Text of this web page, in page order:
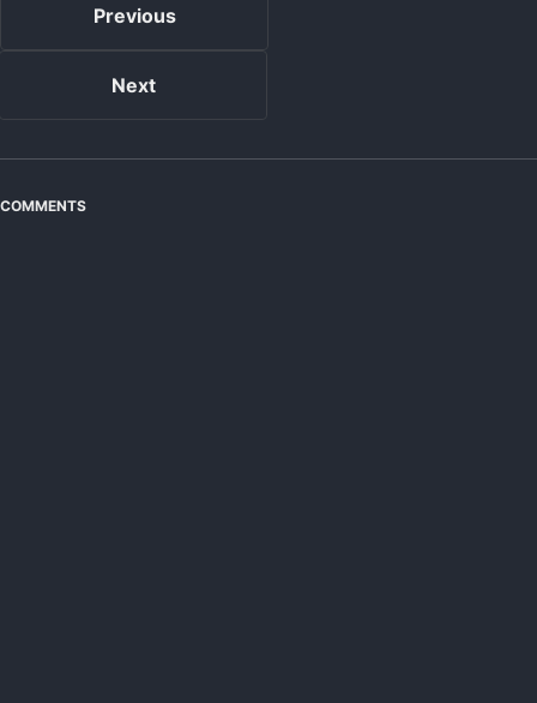
Previous
Next
COMMENTS